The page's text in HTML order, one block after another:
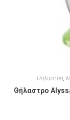
Θήλαστρα
Θήλαστρο